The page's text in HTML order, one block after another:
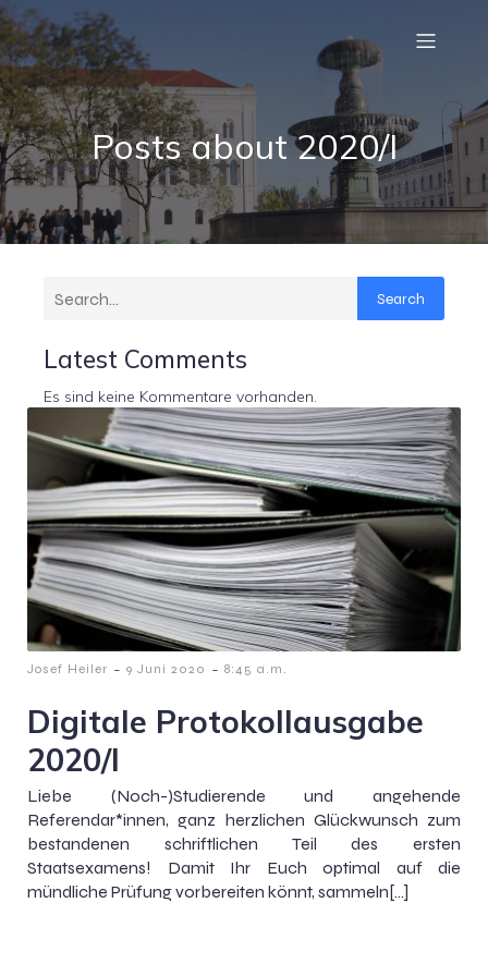
Posts about 2020/I
Search
Latest Comments
Es sind keine Kommentare vorhanden.
Josef Heiler - 9 Juni 2020 - 8:45 a.m.
Digitale Protokollausgabe
2020/I
Liebe (Noch-)Studierende und angehende
Referendar*innen, ganz herzlichen Glückwunsch zum
bestandenen schriftlichen Teil des ersten
Staatsexamens! Damit Ihr Euch optimal auf die
mündliche Prüfung vorbereiten könnt, sammeln[…]